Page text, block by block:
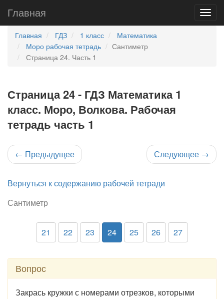
Главная
Главная ГДЗ 1 класс
Математика
Моро рабочая тетрадь
Сантиметр
Страница 24. Часть 1
Страница 24 - ГДЗ Математика 1
класс. Моро, Волкова. Рабочая
тетрадь часть 1
← Предыдущее Следующее →
Вернуться к содержанию рабочей тетради
Сантиметр
21 22 23 24 25 26 27
Вопрос
Закрась кружки с номерами отрезков, которыми